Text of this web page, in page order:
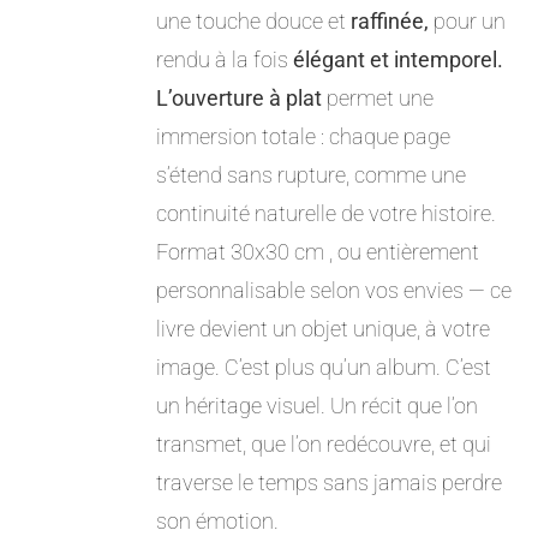
une touche douce et raffinée, pour un
rendu à la foisélégant et intemporel.
L’ouverture à plat permet une
immersion totale : chaque page
s’étend sans rupture, comme une
continuité naturelle de votre histoire.
Format 30x30 cm , ou entièrement
personnalisable selon vos envies — ce
livre devient un objet unique, à votre
image. C’est plus qu’un album. C’est
un héritage visuel. Un récit que l’on
transmet, que l’on redécouvre, et qui
traverse le temps sans jamais perdre
son émotion.